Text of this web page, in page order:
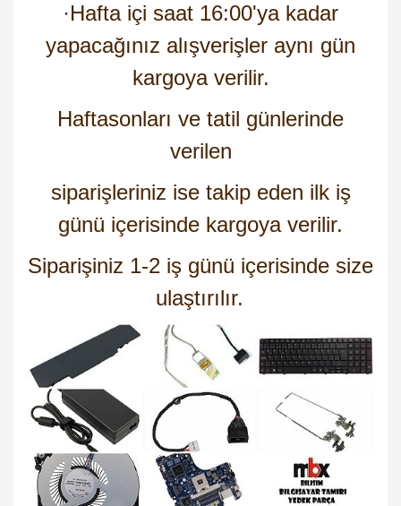
·Hafta içi saat 16:00'ya kadar
yapacağınız alışverişler aynı gün
kargoya verilir.
Haftasonları ve tatil günlerinde
verilen
siparişleriniz ise takip eden ilk iş
günü içerisinde kargoya verilir.
Siparişiniz 1-2 iş günü içerisinde size
ulaştırılır.